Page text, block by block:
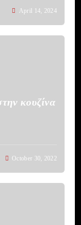
April 14, 2024
κουζίνα
October 30, 2022